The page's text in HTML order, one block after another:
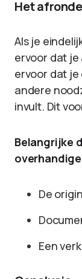
Het
Als je
ervoor dat je
ervoor dat
andere
invult. Dit
Belangrijke
De
Een